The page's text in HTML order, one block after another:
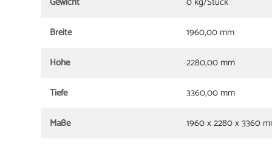
Breite
1960,00 mm
Höhe
2280,00 mm
Tiefe
3360,00 mm
Maße
1960 x 2280 x 3360